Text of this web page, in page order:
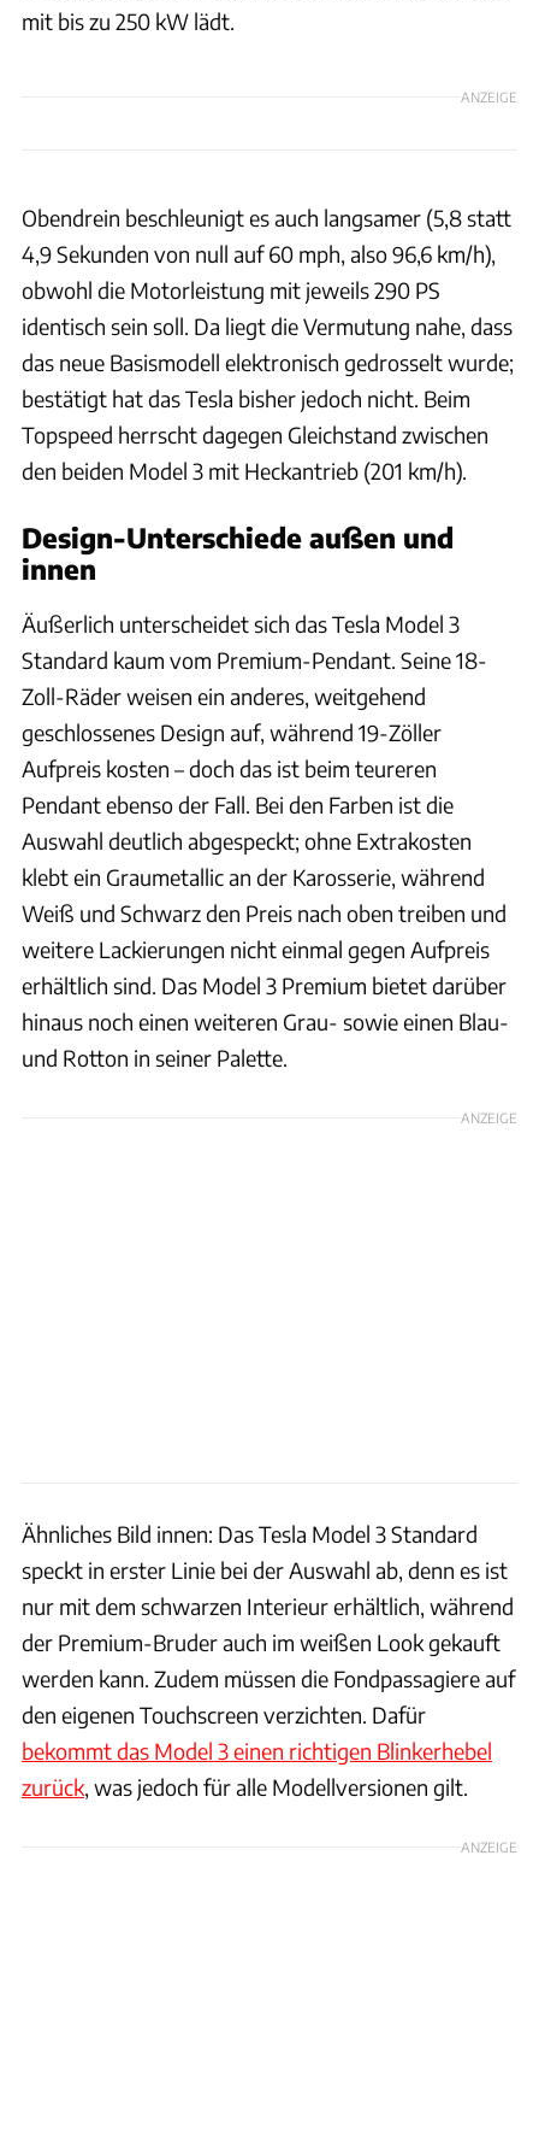
mit bis zu 250 kW lädt.
ANZEIGE
Obendrein beschleunigt es auch langsamer (5,8 statt
4,9 Sekunden von null auf 60 mph, also 96,6 km/h),
obwohl die Motorleistung mit jeweils 290 PS
identisch sein soll. Da liegt die Vermutung nahe, dass
das neue Basismodell elektronisch gedrosselt wurde;
bestätigt hat das Tesla bisher jedoch nicht. Beim
Topspeed herrscht dagegen Gleichstand zwischen
den beiden Model 3 mit Heckantrieb (201 km/h).
Design-Unterschiede außen und
innen
Äußerlich unterscheidet sich das Tesla Model 3
Standard kaum vom Premium-Pendant. Seine 18-
Zoll-Räder weisen ein anderes, weitgehend
geschlossenes Design auf, während 19-Zöller
Aufpreis kosten – doch das ist beim teureren
Pendant ebenso der Fall. Bei den Farben ist die
Auswahl deutlich abgespeckt; ohne Extrakosten
klebt ein Graumetallic an der Karosserie, während
Weiß und Schwarz den Preis nach oben treiben und
weitere Lackierungen nicht einmal gegen Aufpreis
erhältlich sind. Das Model 3 Premium bietet darüber
hinaus noch einen weiteren Grau- sowie einen Blau-
und Rotton in seiner Palette.
ANZEIGE
Ähnliches Bild innen: Das Tesla Model 3 Standard
speckt in erster Linie bei der Auswahl ab, denn es ist
nur mit dem schwarzen Interieur erhältlich, während
der Premium-Bruder auch im weißen Look gekauft
werden kann. Zudem müssen die Fondpassagiere auf
den eigenen Touchscreen verzichten. Dafür
bekommt das Model 3 einen richtigen Blinkerhebel
zurück, was jedoch für alle Modellversionen gilt.
ANZEIGE